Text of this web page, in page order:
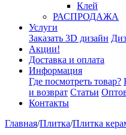
Клей
РАСПРОДАЖА
Услуги
Заказать 3D дизайн
Акции!
Доставка и оплата
Информация
Где посмотреть товар?
и возврат Статьи
Контакты
Главная/Плитка/Плитка